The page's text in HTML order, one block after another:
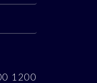
1200